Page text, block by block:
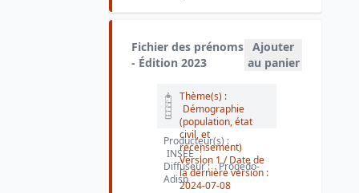
Fichier des prénoms
- Édition 2023
Ajouter
au panier
Thème(s) :
Démographie
(population, état
civil, et
recensement)
Version 1/ Date de
la dernière version :
2024-07-08
Producteur(s) :
INSEE ;
Diffuseur :
Progedo-
Adisp